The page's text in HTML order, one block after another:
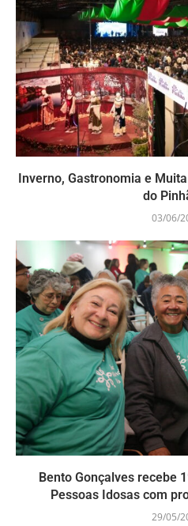
Inverno, Gastronomia e
do
03/06/
Bento Gonçalves recebe
Pessoas Idosas com
29/05/